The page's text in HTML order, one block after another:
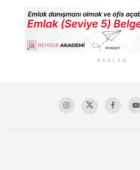
REKLAM